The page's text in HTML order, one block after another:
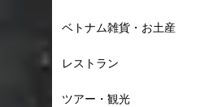
ベトナム雑貨・お土産
レストラン
ツアー・観光